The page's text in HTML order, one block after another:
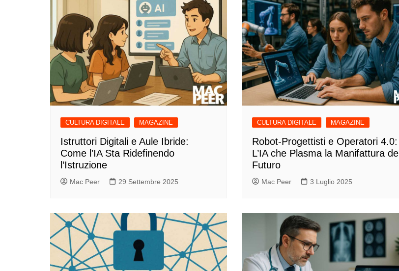
CULTURA DIGITALE MAGAZINE
Istruttori Digitali e Aule Ibride:
Come l’IA Sta Ridefinendo
l’Istruzione
Mac Peer 29 Settembre 2025
CULTURA DIGITALE MAGAZINE
Robot-Progettisti e Operatori 4.0:
L’IA che Plasma la Manifattura del
Futuro
Mac Peer 3 Luglio 2025